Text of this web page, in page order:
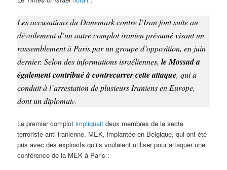
Les accusations du Danemark contre l’Iran font suite au
dévoilement d’un autre complot iranien présumé visant un
rassemblement à Paris par un groupe d’opposition, en juin
dernier. Selon des informations israéliennes,le Mossad a
également contribué à contrecarrer cette attaque, qui a
conduit à l’arrestation de plusieurs Iraniens en Europe,
dont un diplomate.
Le premier complotimpliquait deux membres de la secte
terroriste anti-iranienne, MEK, implantée en Belgique, qui ont été
pris avec des explosifs qu’ils voulaient utiliser pour attaquer une
conférence de la MEK à Paris :